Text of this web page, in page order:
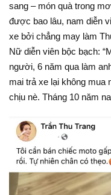
sang – món quà trong
được bao lâu, nam diễn
xe bởi chẳng may làm
Nữ diễn viên bộc bạch:
người, 6 năm qua làm
mai trả xe lại không mua
chịu nè. Tháng 10 năm